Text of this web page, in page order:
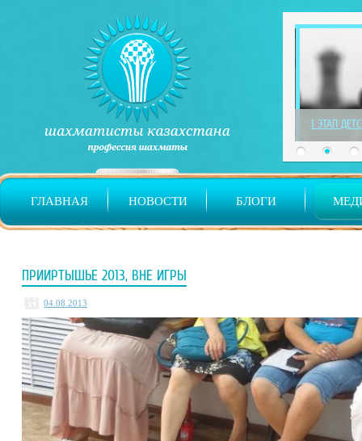
ГЛАВНАЯ НОВОСТИ БЛОГИ
1 ЭТАП
ПРИИРТЫШЬЕ 2013, ВНЕ ИГРЫ
04.08.2013